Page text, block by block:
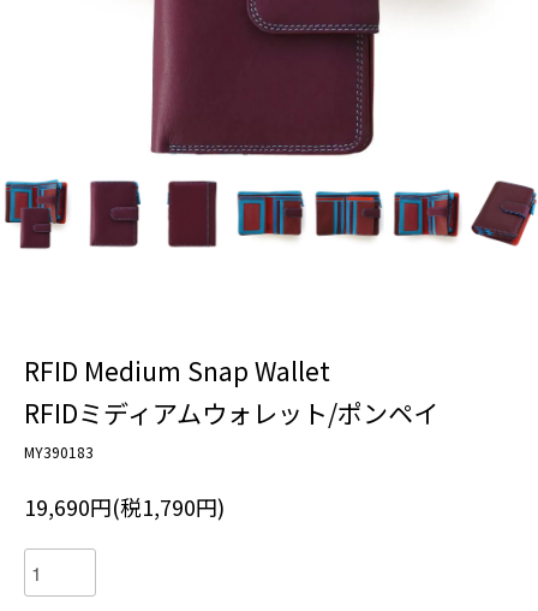
RFID Medium Snap Wallet
RFIDミディアムウォレット/ポンペイ
MY390183
19,690円(税1,790円)